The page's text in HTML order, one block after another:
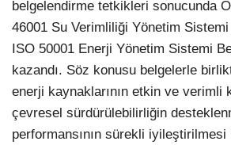
belgelendirme tetkikleri sonucunda
46001 Su Verimliliği Yönetim
ISO 50001 Enerji Yönetim Sistemi
kazandı. Söz konusu belgelerle
enerji kaynaklarının etkin ve verimli
çevresel sürdürülebilirliğin
performansının sürekli iyileştirilmesi